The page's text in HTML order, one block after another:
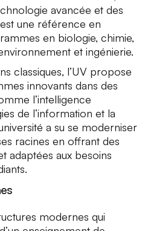
avancée et des
une référence en
en biologie, chimie,
et ingénierie.
classiques, l’UV propose
innovants dans des
l’intelligence
de l’information et la
a su se moderniser
racines en offrant des
adaptées aux besoins
modernes qui